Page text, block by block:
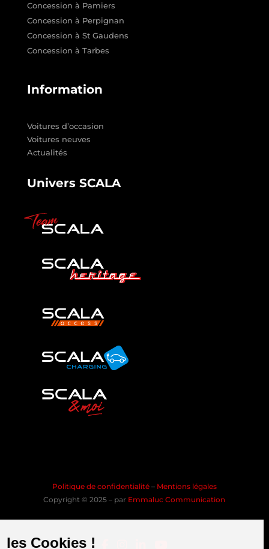
Concession à Pamiers
Concession à Perpignan
Concession à St Gaudens
Concession à Tarbes
Information
Voitures d’occasion
Voitures neuves
Actualités
Univers SCALA
Politique de confidentialité – Mentions légales
Copyright © 2025 – par Emmaluc Communication
les Cookies !